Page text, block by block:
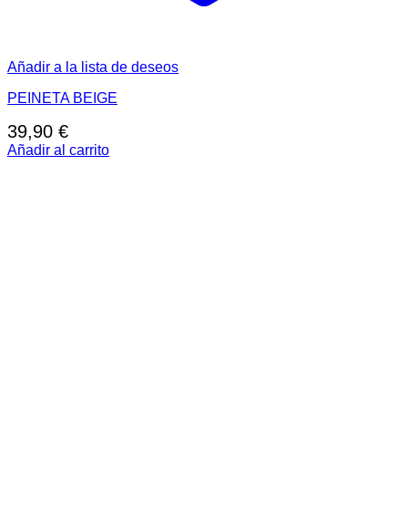
Añadir a la lista de deseos
PEINETA BEIGE
39,90 €
Añadir al carrito